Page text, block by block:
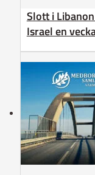
Slott i
Israel en